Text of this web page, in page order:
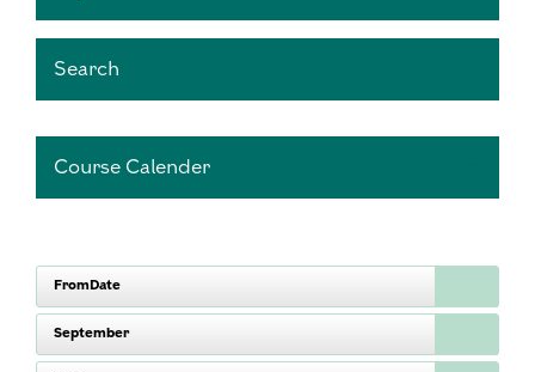
Search
Course Calender
FromDate
September